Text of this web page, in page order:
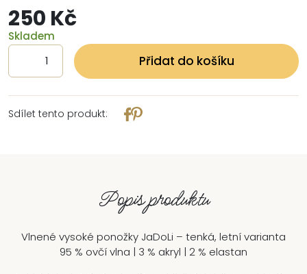
250 Kč
Skladem
Přidat do košíku
Sdílet tento produkt:
Popis produktu
Vlnené vysoké ponožky JaDoLi – tenká, letní varianta
95 % ovčí vlna | 3 % akryl | 2 % elastan